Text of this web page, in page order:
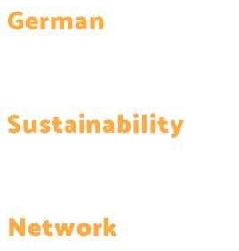
German
Sustainability
Network